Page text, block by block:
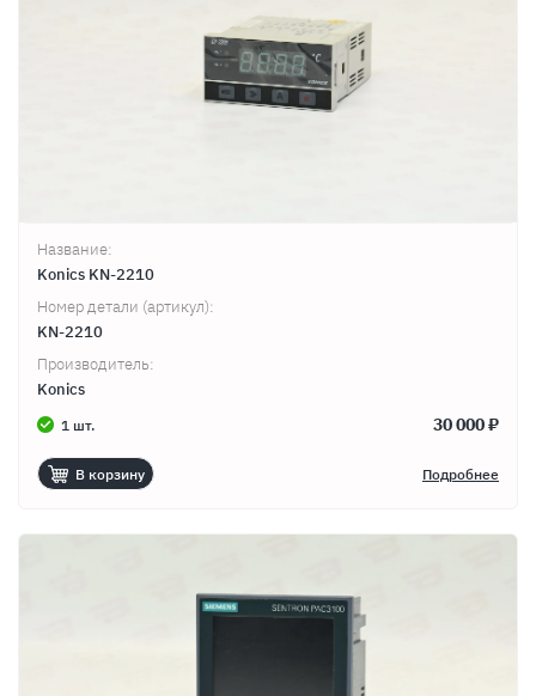
Название:
Konics KN-2210
Номер детали (артикул):
KN-2210
Производитель:
Konics
1 шт. 30 000 ₽
В корзину Подробнее